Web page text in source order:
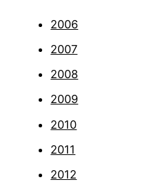
2006
2007
2008
2009
2010
2011
2012